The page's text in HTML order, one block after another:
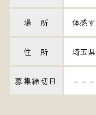
場 所 体感
住 所 埼玉
募集締切日 －－